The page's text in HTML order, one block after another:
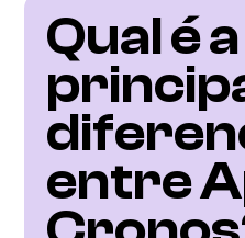
Qual é a
entre